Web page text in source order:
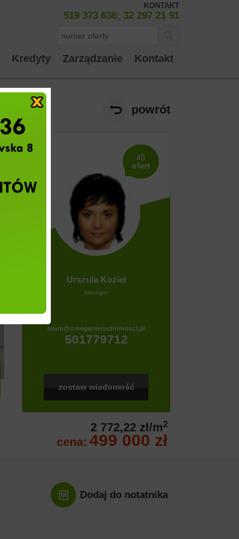
Kredyty Zarządzanie Kontakt
KONTAKT
519 373 636; 32 297 21 91
powrót
45
ofert
Urszula Kozieł
Manager
biuro@omeganieruchomosci.pl
501779712
zostaw wiadomość
2 772,22 zł/m2
cena: 499 000 zł
Dodaj do notatnika